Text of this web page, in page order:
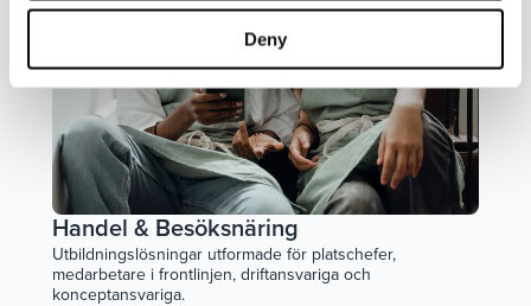
Deny
Handel & Besöksnäring
Utbildningslösningar utformade för platschefer,
medarbetare i frontlinjen, driftansvariga och
konceptansvariga.